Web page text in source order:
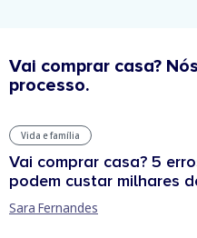
Vai comprar casa?
processo.
Vida e família
Vai comprar casa? 5
podem custar milhares
Sara Fernandes